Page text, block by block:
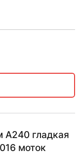
гладкая
моток